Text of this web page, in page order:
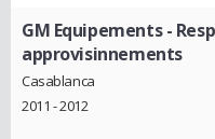
GM Equipements-
approvisinnements
Casablanca
2011 - 2012